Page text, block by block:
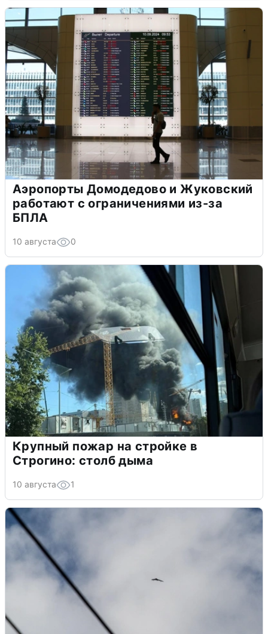
Аэропорты Домодедово и Жуковский
работают с ограничениями из-за
БПЛА
10 августа 0
Крупный пожар на стройке в
Строгино: столб дыма
10 августа 1